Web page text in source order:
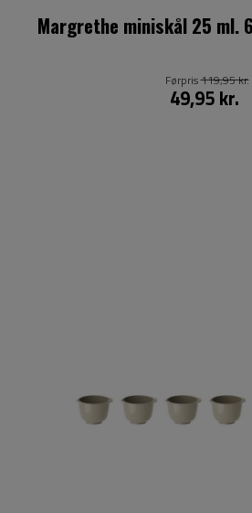
Margrethe miniskål 25 ml.
49,95 kr.
Førpris119,95 kr.